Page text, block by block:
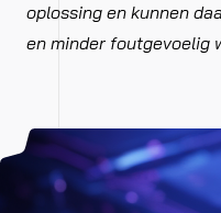
oplossing en kunnen
en minder foutgevoelig